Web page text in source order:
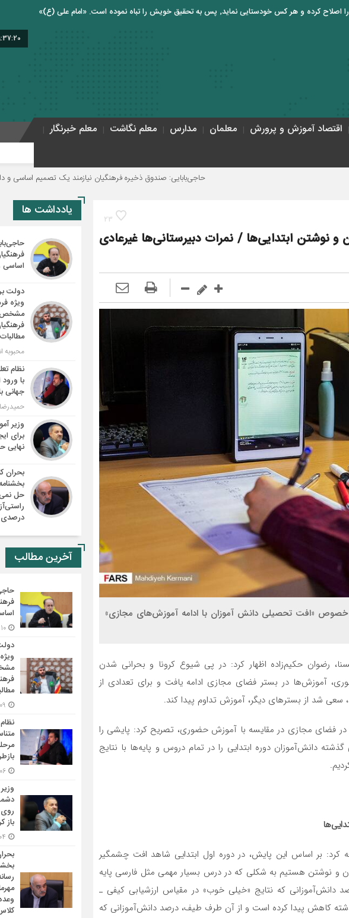
اقتصاد آموزش و پرورش معلمان مدارس معلم نگاشت
معلم خبرنگار
حاجی‌بابایی: صندوق ذخیره فرهنگیان نیازمند یک تصمیم اساسی و دائمی است
23
نوشتن ابتدایی‌ها / نمرات دبیرستانی‌ها غیرعادی
«افت تحصیلی دانش آموزان با ادامه آموزش‌های مجازی»
رضوان حکیم‌زاده اظهار کرد: در پی شیوع کرونا و بحرانی شدن
آموزش‌ها در بستر فضای مجازی ادامه یافت و برای تعدادی از
شد از بسترهای دیگر، آموزش تداوم پیدا کند.
فضای مجازی در مقایسه با آموزش حضوری، تصریح کرد: پایشی را
دانش‌آموزان دوره ابتدایی را در تمام دروس و پایه‌ها با نتایج
کرد: بر اساس این پایش، در دوره اول ابتدایی شاهد افت چشمگیر
و نوشتن هستیم به شکلی که در درس بسیار مهمی مثل فارسی پایه
دانش‌آموزانی که نتایج «خیلی خوب» در مقیاس ارزشیابی کیفی ـ
به دو سال گذشته کاهش پیدا کرده است و از آن طرف طیف، درصد دانش‌آموزانی که
یادداشت ها
اساسی
دولت
ویژه
مشخص
محبوبه
نظام
با
جهانی
حمیدرضا
وزیر
برای
نهایی
بحران
حل
درصدی
آخرین مطالب
باز